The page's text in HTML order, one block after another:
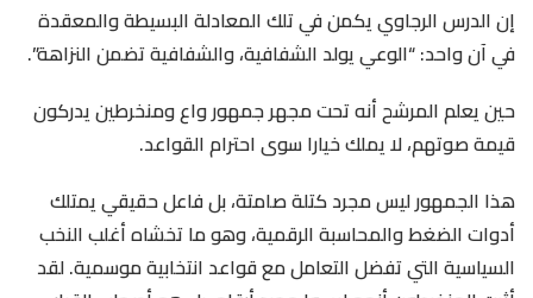
إن الدرس الرجاوي يكمن في تلك المعادلة البسيطة والمعقدة
في آن واحد: “الوعي يولد الشفافية، والشفافية تضمن النزاهة”.
حين يعلم المرشح أنه تحت مجهر جمهور واع ومنخرطين يدركون
قيمة صوتهم، لا يملك خيارا سوى احترام القواعد.
هذا الجمهور ليس مجرد كتلة صامتة، بل فاعل حقيقي يمتلك
أدوات الضغط والمحاسبة الرقمية، وهو ما تخشاه أغلب النخب
السياسية التي تفضل التعامل مع قواعد انتخابية موسمية. لقد